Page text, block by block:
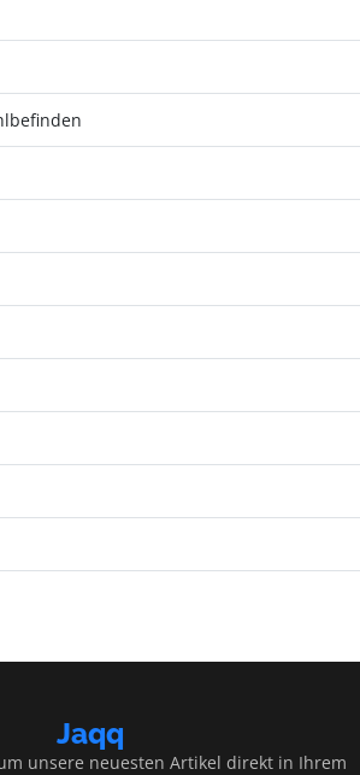
Jaqq
unsere neuesten Artikel direkt in Ihrem